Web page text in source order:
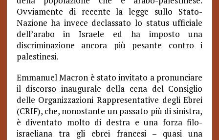
Ovviamente di recente la legge sullo Stato-
Nazione ha invece declassato lo status ufficiale
dell’arabo in Israele ed ha imposto una
discriminazione ancora più pesante contro i
palestinesi.
Emmanuel Macron è stato invitato a pronunciare
il discorso inaugurale della cena del Consiglio
delle Organizzazioni Rappresentative degli Ebrei
(CRIF), che, nonostante un passato più di sinistra,
è diventato molto di destra e una forza filo-
israeliana tra gli ebrei francesi – quasi una